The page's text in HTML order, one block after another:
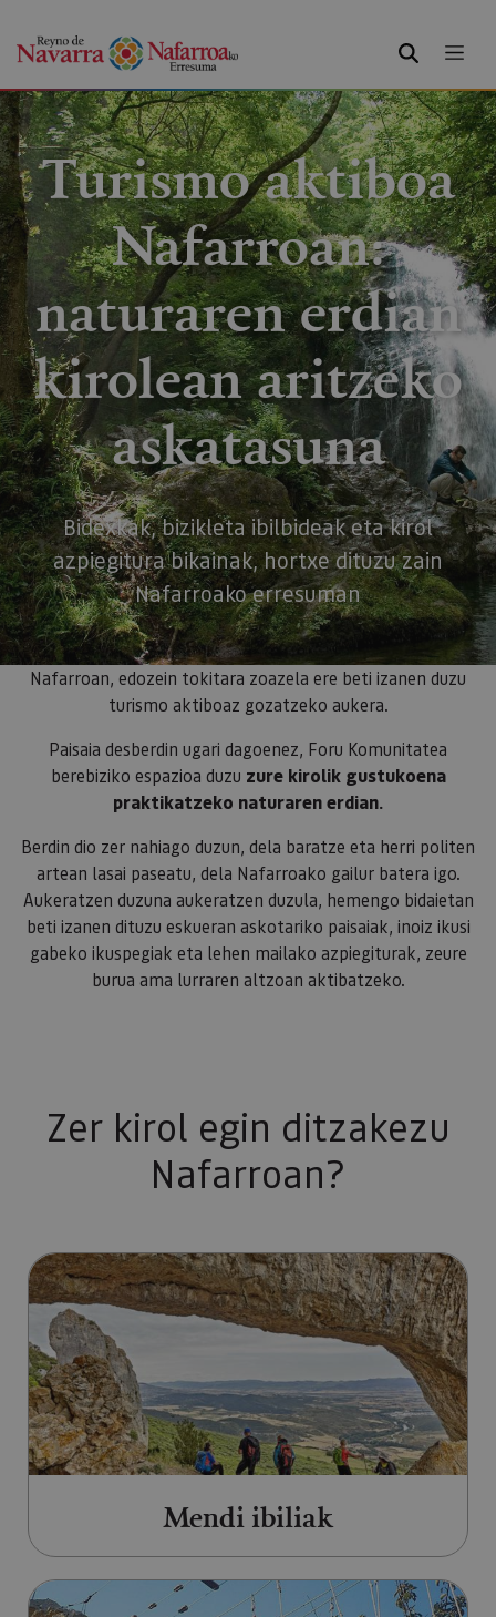
BILATU
Turismo aktiboa
Nafarroan:
naturaren erdian
kirolean aritzeko
askatasuna
Bidexkak, bizikleta ibilbideak eta kirol
azpiegitura bikainak, hortxe dituzu zain
Nafarroako erresuman
Nafarroan, edozein tokitara zoazela ere beti izanen duzu
turismo aktiboaz gozatzeko aukera.
Paisaia desberdin ugari dagoenez, Foru Komunitatea
berebiziko espazioa duzu zure kirolik gustukoena
praktikatzeko naturaren erdian.
Berdin dio zer nahiago duzun, dela baratze eta herri politen
artean lasai paseatu, dela Nafarroako gailur batera igo.
Aukeratzen duzuna aukeratzen duzula, hemengo bidaietan
beti izanen dituzu eskueran askotariko paisaiak, inoiz ikusi
gabeko ikuspegiak eta lehen mailako azpiegiturak, zeure
burua ama lurraren altzoan aktibatzeko.
Zer kirol egin ditzakezu
Nafarroan?
Mendi ibiliak orrialdera joan
Mendi ibiliak
Abentura kirolak orrialdera joan